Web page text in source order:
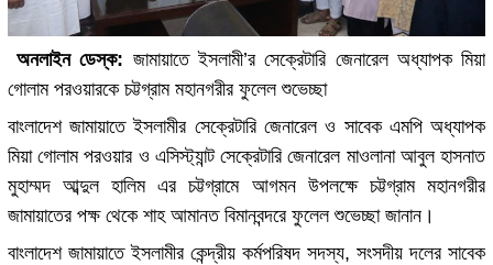
অনলাইন ডেস্ক: জামায়াতে ইসলামী’র সেক্রেটারি জেনারেল অধ্যাপক মিয়া
গোলাম পরওয়ারকে চট্টগ্রাম মহানগরীর ফুলেল শুভেচ্ছা
বাংলাদেশ জামায়াতে ইসলামীর সেক্রেটারি জেনারেল ও সাবেক এমপি অধ্যাপক
মিয়া গোলাম পরওয়ার ও এসিস্ট্যান্ট সেক্রেটারি জেনারেল মাওলানা আবুল হাসনাত
মুহাম্মদ আব্দুল হালিম এর চট্টগ্রামে আগমন উপলক্ষে চট্টগ্রাম মহানগরীর
জামায়াতের পক্ষ থেকে শাহ আমানত বিমানবন্দরে ফুলেল শুভেচ্ছা জানান।
বাংলাদেশ জামায়াতে ইসলামীর কেন্দ্রীয় কর্মপরিষদ সদস্য, সংসদীয় দলের সাবেক